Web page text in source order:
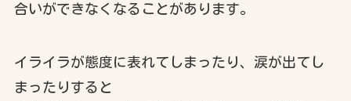
合いができなくなることがあります。
イライラが態度に表れてしまったり、涙が出てし
まったりすると